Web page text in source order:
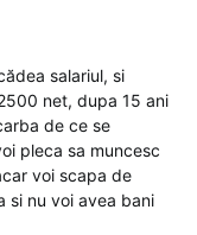
salariul, si
net, dupa 15 ani
de ce se
pleca sa muncesc
voi scapa de
si nu voi avea bani